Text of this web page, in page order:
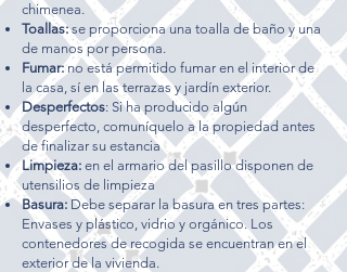
chimenea.
Toallas:se proporciona una toalla de baño y una
de manos por persona.
Fumar:no está permitido fumar en el interior de
la casa, sí en las terrazas y jardín exterior.
Desperfectos: Si ha producido algún
desperfecto, comuníquelo a la propiedad antes
de finalizar su estancia
Limpieza: en el armario del pasillo disponen de
utensilios de limpieza
Basura: Debe separar la basura en tres partes:
Envases y plástico, vidrio y orgánico. Los
contenedores de recogida se encuentran en el
exterior de la vivienda.